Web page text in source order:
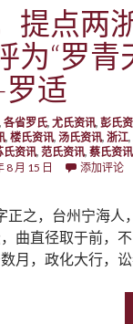
提点两
为“罗青
适
, 各省罗氏, 尤氏资讯, 彭氏
, 楼氏资讯, 汤氏资讯, 浙江,
氏资讯, 范氏资讯, 蔡氏资讯
8 月 15 日 添加评论
之，台州宁海人
曲直径取于前，
月，政化大行，